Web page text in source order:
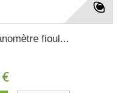
fioul...